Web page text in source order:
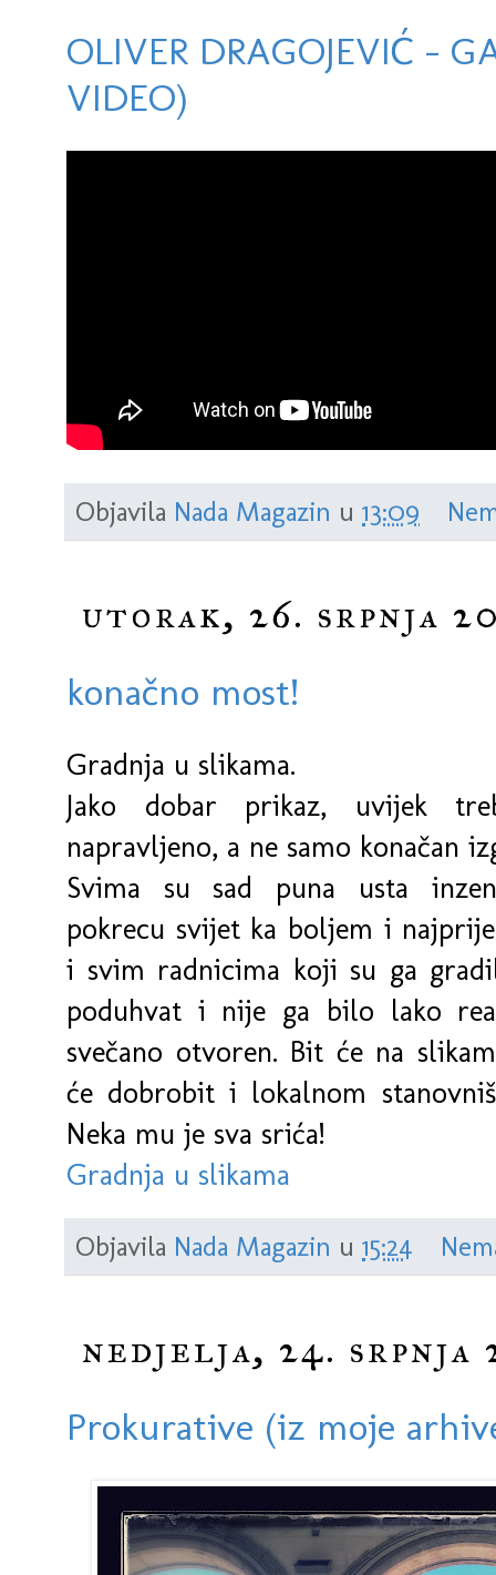
OLIVER DRAGOJEVIĆ -
VIDEO)
Objavila Nada Magazin u 13:09
utorak, 26. srpnja
konačno most!
Gradnja u slikama.
Jako dobar prikaz, uvijek
napravljeno, a ne samo konačan
Svima su sad puna usta
pokrecu svijet ka boljem i
i svim radnicima koji su ga
poduhvat i nije ga bilo lako
svečano otvoren. Bit će na
će dobrobit i lokalnom
Neka mu je sva srića!
Gradnja u slikama
Objavila Nada Magazin u 15:24
nedjelja, 24. srpnja
Prokurative (iz moje